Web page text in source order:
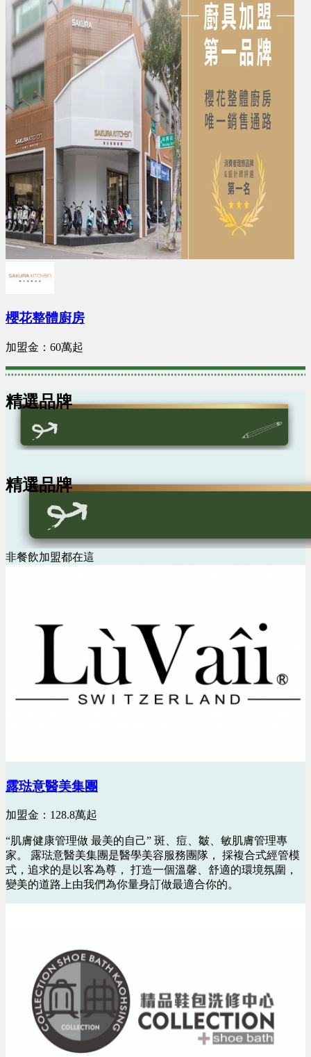
櫻花整體廚房
加盟金：60萬起
精選品牌
精選品牌
非餐飲加盟都在這
露琺意醫美集團
加盟金：128.8萬起
“肌膚健康管理做 最美的自己” 斑、痘、皺、敏肌膚管理專
家。 露琺意醫美集團是醫學美容服務團隊， 採複合式經管模
式，追求的是以客為尊， 打造一個溫馨、舒適的環境氛圍，
變美的道路上由我們為你量身訂做最適合你的。